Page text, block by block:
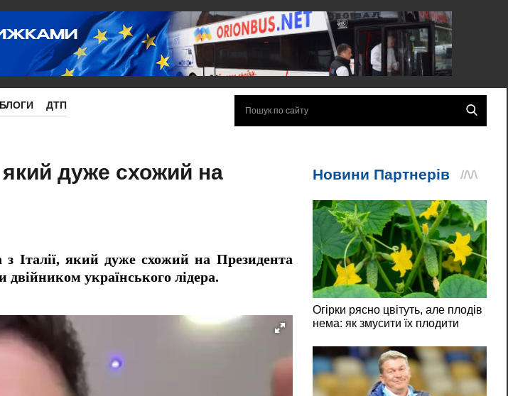
БЛОГИ ДТП
який дуже схожий на
Італії, який дуже схожий на Президента
українського лідера.